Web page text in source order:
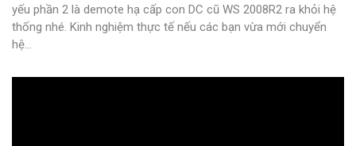
yếu phần 2 là demote hạ cấp con DC cũ WS 2008R2 ra khỏi hệ
thống nhé. Kinh nghiệm thực tế nếu các bạn vừa mới chuyển
hệ…